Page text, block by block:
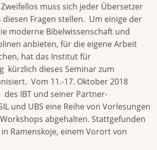
muss sich jeder Übersetzer
diesen Fragen stellen. Um einige der
moderne Bibelwissenschaft und
anbieten, für die eigene Arbeit
hat das Institut für
kürzlich dieses Seminar zum
Vom 11.-17. Oktober 2018
des IBT und seiner Partner-
und UBS eine Reihe von Vorlesungen
abgehalten. Stattgefunden
Ramenskoje, einem Vorort von